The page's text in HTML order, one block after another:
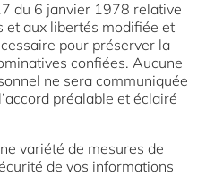
du 6 janvier 1978 relative
et aux libertés modifiée et
pour préserver la
confiées. Aucune
ne sera communiquée
préalable et éclairé
variété de mesures de
de vos informations